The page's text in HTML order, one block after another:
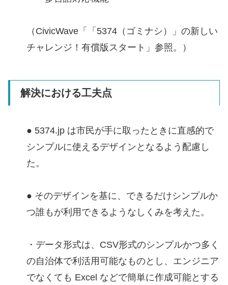
（CivicWave「「5374（ゴミナシ）」の新しい
チャレンジ！有償版スタート」参照。）
解決における工夫点
● 5374.jp は市民が手に取ったときに直感的で
シンプルに使えるデザインとなるよう配慮し
た。
● そのデザインを基に、できるだけシンプルか
つ誰もが利用できるようなしくみを考えた。
・データ形式は、CSV形式のシンプルかつ多く
の自治体で利活用可能なものとし、エンジニア
でなくても Excel などで簡単に作成可能とする